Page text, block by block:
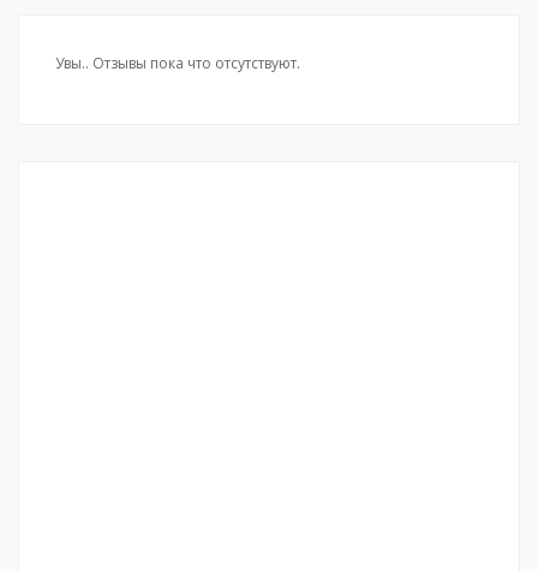
Увы.. Отзывы пока что отсутствуют.